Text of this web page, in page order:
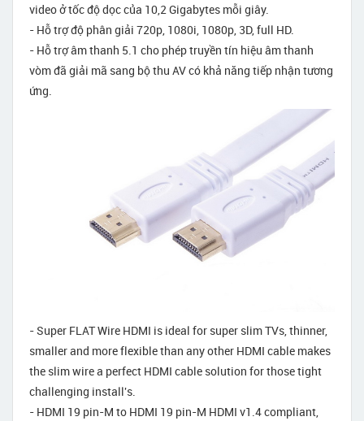
video ở tốc độ dọc của 10,2 Gigabytes mỗi giây.
- Hỗ trợ độ phân giải 720p, 1080i, 1080p, 3D, full HD.
- Hỗ trợ âm thanh 5.1 cho phép truyền tín hiệu âm thanh
vòm đã giải mã sang bộ thu AV có khả năng tiếp nhận tương
ứng.
- Super FLAT Wire HDMI is ideal for super slim TVs, thinner,
smaller and more flexible than any other HDMI cable makes
the slim wire a perfect HDMI cable solution for those tight
challenging install's.
- HDMI 19 pin-M to HDMI 19 pin-M HDMI v1.4 compliant,